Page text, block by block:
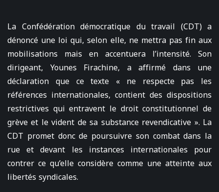
La Confédération démocratique du travail (CDT) a
dénoncé une loi qui, selon elle, ne mettra pas fin aux
mobilisations mais en accentuera l’intensité. Son
dirigeant, Younes Firachine, a affirmé dans une
déclaration que ce texte « ne respecte pas les
références internationales, contient des dispositions
restrictives qui entravent le droit constitutionnel de
grève et le vident de sa substance revendicative ». La
CDT promet donc de poursuivre son combat dans la
rue et devant les instances internationales pour
contrer ce qu’elle considère comme une atteinte aux
libertés syndicales.